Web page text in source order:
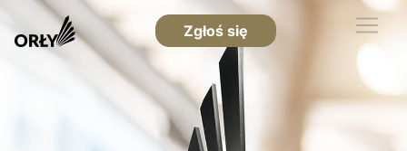
Zgłoś się